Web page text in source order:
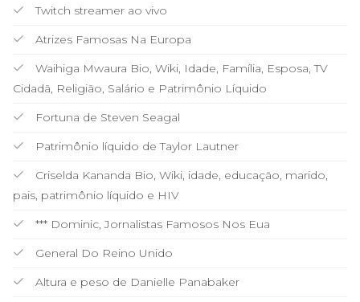
Twitch streamer ao vivo
Atrizes Famosas Na Europa
Waihiga Mwaura Bio, Wiki, Idade, Família, Esposa, TV
Cidadã, Religião, Salário e Patrimônio Líquido
Fortuna de Steven Seagal
Patrimônio líquido de Taylor Lautner
Criselda Kananda Bio, Wiki, idade, educação, marido,
pais, patrimônio líquido e HIV
*** Dominic, Jornalistas Famosos Nos Eua
General Do Reino Unido
Altura e peso de Danielle Panabaker